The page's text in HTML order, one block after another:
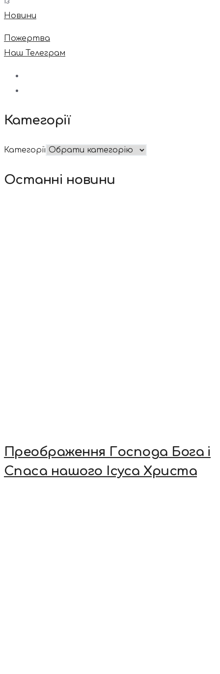
Новини
Пожертва
Наш Телеграм
Категорії
Категорії
Останні новини
Преображення Господа Бога і
Спаса нашого Ісуса Христа